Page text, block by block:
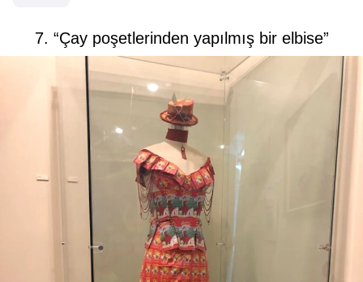
7. “Çay poşetlerinden yapılmış bir elbise”